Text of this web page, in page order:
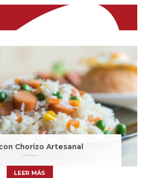
Chorizo Artesanal
LEER MÁS